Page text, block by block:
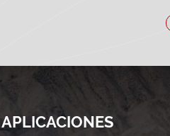
APLICACIONES